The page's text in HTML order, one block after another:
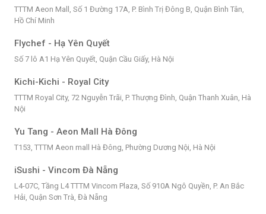
TTTM Aeon Mall, Số 1 Đường 17A, P. Bình Trị Đông B, Quận Bình Tân,
Hồ Chí Minh
Flychef - Hạ Yên Quyết
Số 7 lô A1 Hạ Yên Quyết, Quận Cầu Giấy, Hà Nội
Kichi-Kichi - Royal City
TTTM Royal City, 72 Nguyễn Trãi, P. Thượng Đình, Quận Thanh Xuân, Hà
Nội
Yu Tang - Aeon Mall Hà Đông
T153, TTTM Aeon mall Hà Đông, Phường Dương Nội, Hà Nội
iSushi - Vincom Đà Nẵng
L4-07C, Tầng L4 TTTM Vincom Plaza, Số 910A Ngô Quyền, P. An Bắc
Hải, Quận Sơn Trà, Đà Nẵng